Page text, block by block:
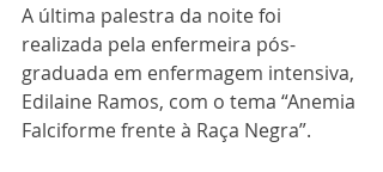
A última palestra da noite foi
realizada pela enfermeira pós-
graduada em enfermagem intensiva,
Edilaine Ramos, com o tema “Anemia
Falciforme frente à Raça Negra”.